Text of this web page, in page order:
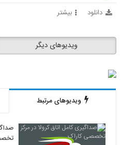
دانلود بیشتر
ویدیوهای دیگر
ویدیوهای مرتبط